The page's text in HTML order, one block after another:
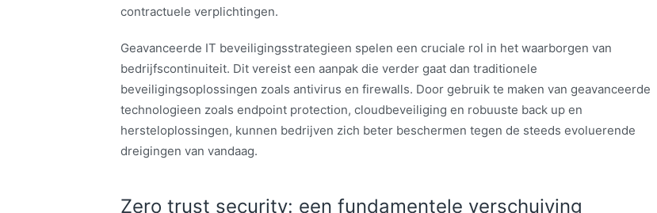
contractuele verplichtingen.
Geavanceerde IT beveiligingsstrategieen spelen een cruciale rol in het waarborgen van
bedrijfscontinuiteit. Dit vereist een aanpak die verder gaat dan traditionele
beveiligingsoplossingen zoals antivirus en firewalls. Door gebruik te maken van geavanceerde
technologieen zoals endpoint protection, cloudbeveiliging en robuuste back up en
hersteloplossingen, kunnen bedrijven zich beter beschermen tegen de steeds evoluerende
dreigingen van vandaag.
Zero trust security: een fundamentele verschuiving